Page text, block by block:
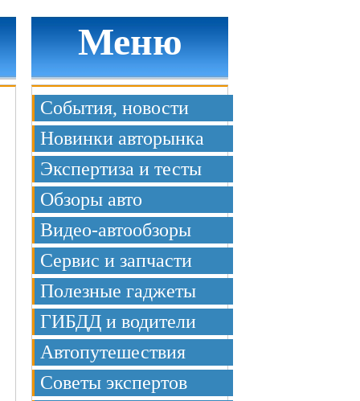
Меню
События, новости
Новинки авторынка
Экспертиза и тесты
Обзоры авто
Видео-автообзоры
Сервис и запчасти
Полезные гаджеты
ГИБДД и водители
Автопутешествия
Советы экспертов